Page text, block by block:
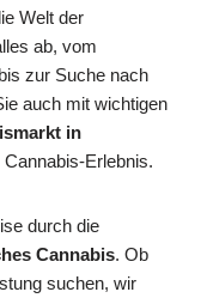
Welt der
ab, vom
zur Suche nach
auch mit wichtigen
in
Erlebnis.
durch die
Cannabis. Ob
suchen, wir